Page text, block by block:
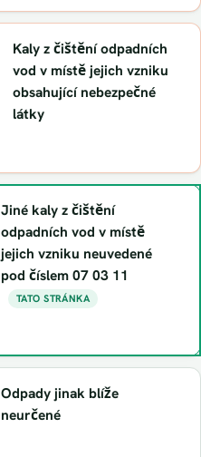
Kaly z čištění odpadních
vod v místě jejich vzniku
obsahující nebezpečné
látky
Jiné kaly z čištění
odpadních vod v místě
jejich vzniku neuvedené
pod číslem 07 03 11
TATO STRÁNKA
Odpady jinak blíže
neurčené